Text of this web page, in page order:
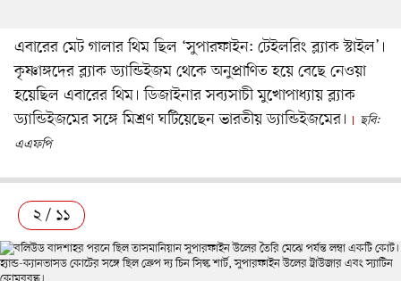
এবারের মেট গালার থিম ছিল ‘সুপারফাইন: টেইলরিং ব্ল্যাক স্টাইল’।
কৃষ্ণাঙ্গদের ব্ল্যাক ড্যান্ডিইজম থেকে অনুপ্রাণিত হয়ে বেছে নেওয়া
হয়েছিল এবারের থিম। ডিজাইনার সব্যসাচী মুখোপাধ্যায় ব্ল্যাক
ড্যান্ডিইজমের সঙ্গে মিশ্রণ ঘটিয়েছেন ভারতীয় ড্যান্ডিইজমের।
ছবি:
এএফপি
২ / ১১